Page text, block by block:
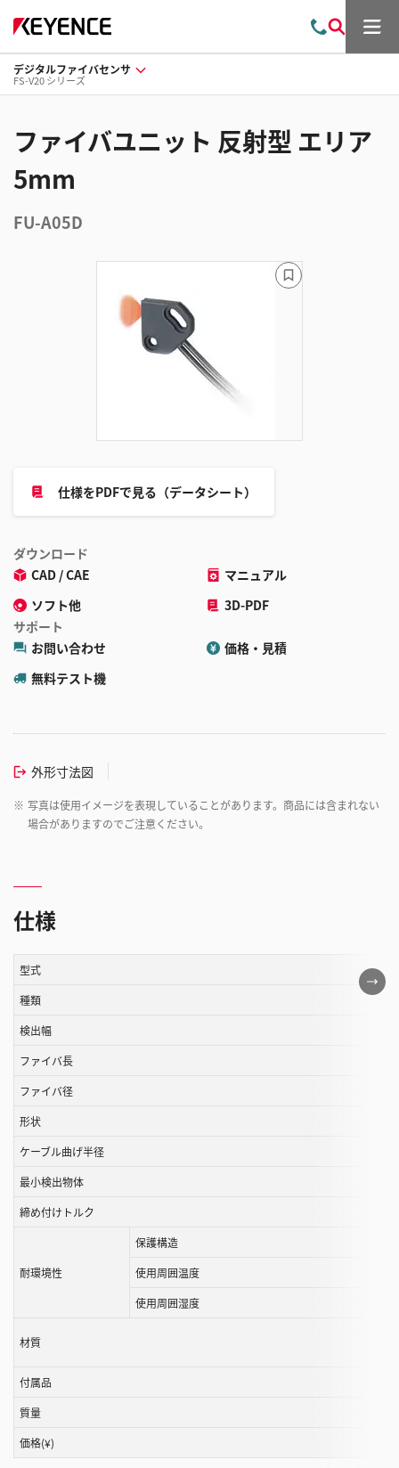
問
わ
索
メ
デジタルファイバセンサ
FS-V20 シリーズ
ファイバユニット 反射型 エリア
5mm
FU-A05D
仕様をPDFで見る（データシート）
ダウンロード
CAD / CAE
マニュアル
ソフト他
3D-PDF
サポート
お問い合わせ
価格・見積
無料テスト機
外形寸法図
※ 写真は使用イメージを表現していることがあります。商品には含まれない
場合がありますのでご注意ください。
ブ
ッ
仕様
こ
の
型式
種類
検出幅
ファイバ長
ファイバ径
形状
ケーブル曲げ半径
最小検出物体
締め付けトルク
耐環境性
保護構造
使用周囲温度
使用周囲湿度
材質
付属品
質量
価格(¥)